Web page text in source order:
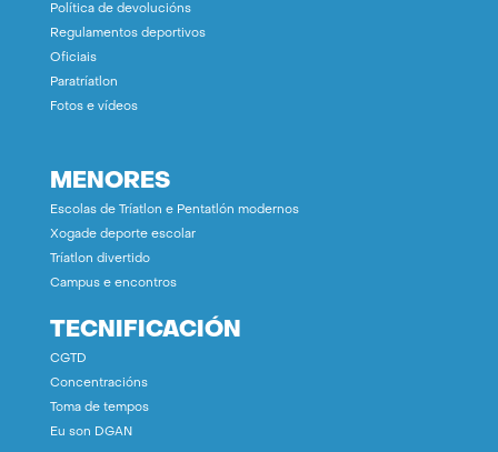
Política de devolucións
Regulamentos deportivos
Oficiais
Paratríatlon
Fotos e vídeos
MENORES
Escolas de Tríatlon e Pentatlón modernos
Xogade deporte escolar
Tríatlon divertido
Campus e encontros
TECNIFICACIÓN
CGTD
Concentracións
Toma de tempos
Eu son DGAN